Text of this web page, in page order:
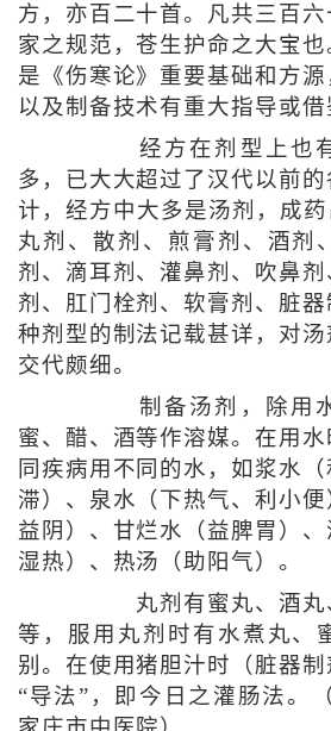
方，亦百二十首。凡共三百
家之规范，苍生护命之大宝
是《伤寒论》重要基础和方
以及制备技术有重大指导或借
经方在剂型上也有
多，已大大超过了汉代以前
计，经方中大多是汤剂，成
丸剂、散剂、煎膏剂、酒剂
剂、滴耳剂、灌鼻剂、吹鼻
剂、肛门栓剂、软膏剂、脏
种剂型的制法记载甚详，对
交代颇细。
制备汤剂，除用水
蜜、醋、酒等作溶媒。在用
同疾病用不同的水，如浆水
滞）、泉水（下热气、利小
益阴）、甘烂水（益脾胃）
湿热）、热汤（助阳气）。
丸剂有蜜丸、酒丸
等，服用丸剂时有水煮丸、
别。在使用猪胆汁时（脏器制
“导法”，即今日之灌肠法。